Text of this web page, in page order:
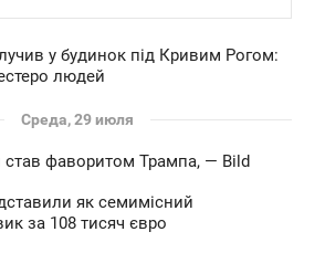
у будинок під Кривим Рогом:
людей
Среда, 29 июля
став фаворитом Трампа, — Bild
як семимісний
за 108 тисяч євро